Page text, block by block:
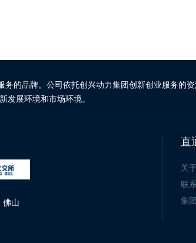
的品牌。公司依托创兴动力集团创新创业服务的
发展环境和市场环境。
佛山
直
关
联
集